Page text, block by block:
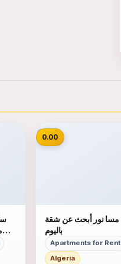
📷
0.00
مسا نور أبحث عن شقة
باليوم
Apartments for Rent
Algeria